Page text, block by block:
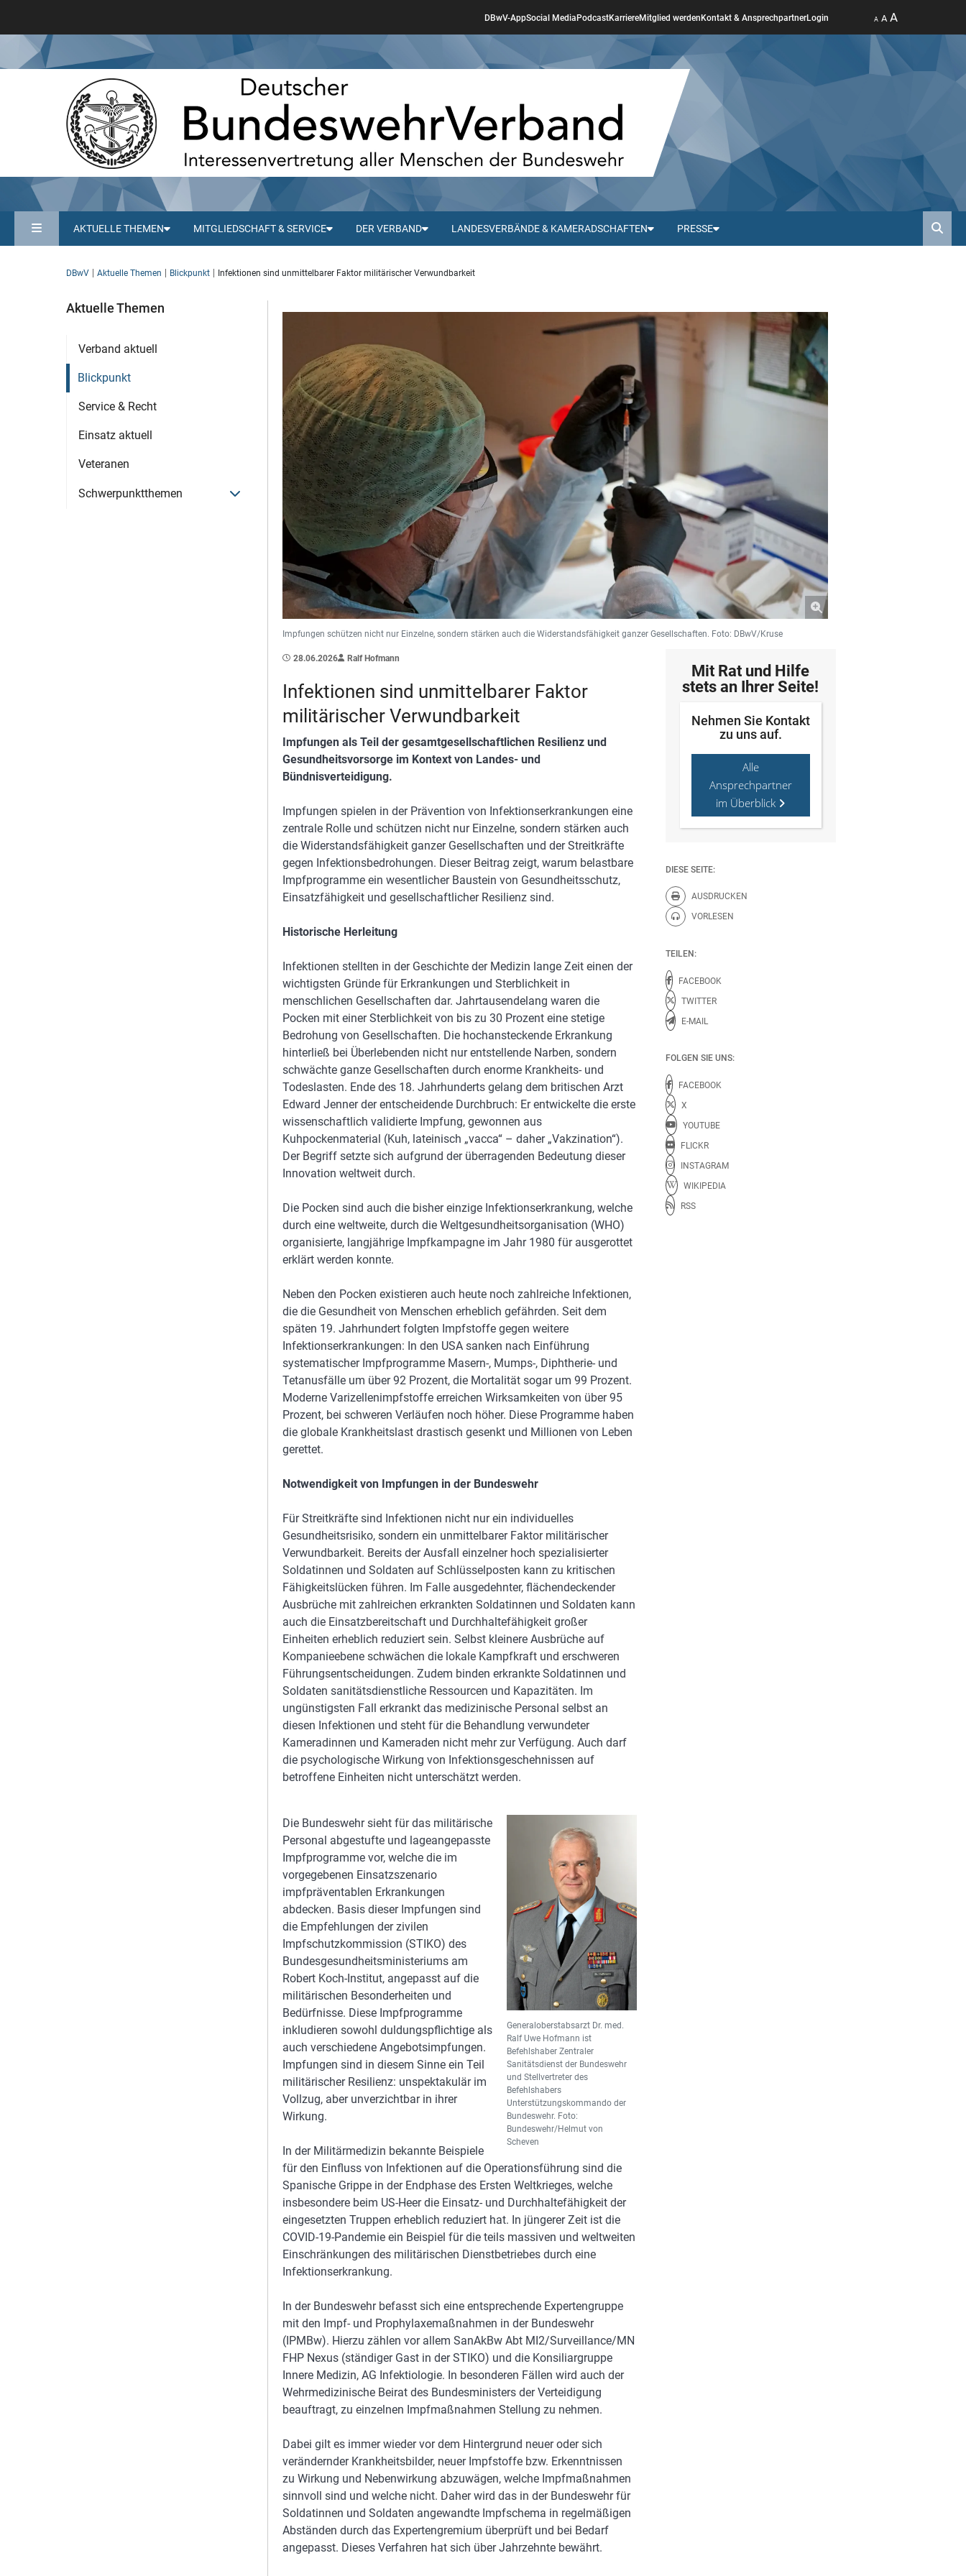
DBwV-AppSocial Media PodcastKarriereMitglied werden Kontakt & AnsprechpartnerLogin A A A
AKTUELLE THEMEN MITGLIEDSCHAFT & SERVICE DER VERBAND LANDESVERBÄNDE & KAMERADSCHAFTEN PRESSE
DBwV Aktuelle Themen Blickpunkt Infektionen sind unmittelbarer Faktor militärischer Verwundbarkeit
Aktuelle Themen
Verband aktuell
Blickpunkt
Service & Recht
Einsatz aktuell
Veteranen
Schwerpunktthemen Menü öffnen
Impfungen schützen nicht nur Einzelne, sondern stärken auch die Widerstandsfähigkeit ganzer Gesellschaften. Foto: DBwV/Kruse
28.06.2026 Ralf Hofmann
Infektionen sind unmittelbarer Faktor
militärischer Verwundbarkeit
Impfungen als Teil der gesamtgesellschaftlichen Resilienz und
Gesundheitsvorsorge im Kontext von Landes- und
Bündnisverteidigung.
Impfungen spielen in der Prävention von Infektionserkrankungen eine
zentrale Rolle und schützen nicht nur Einzelne, sondern stärken auch
die Widerstandsfähigkeit ganzer Gesellschaften und der Streitkräfte
gegen Infektionsbedrohungen. Dieser Beitrag zeigt, warum belastbare
Impfprogramme ein wesentlicher Baustein von Gesundheitsschutz,
Einsatzfähigkeit und gesellschaftlicher Resilienz sind.
Historische Herleitung
Infektionen stellten in der Geschichte der Medizin lange Zeit einen der
wichtigsten Gründe für Erkrankungen und Sterblichkeit in
menschlichen Gesellschaften dar. Jahrtausendelang waren die
Pocken mit einer Sterblichkeit von bis zu 30 Prozent eine stetige
Bedrohung von Gesellschaften. Die hochansteckende Erkrankung
hinterließ bei Überlebenden nicht nur entstellende Narben, sondern
schwächte ganze Gesellschaften durch enorme Krankheits- und
Todeslasten. Ende des 18. Jahrhunderts gelang dem britischen Arzt
Edward Jenner der entscheidende Durchbruch: Er entwickelte die erste
wissenschaftlich validierte Impfung, gewonnen aus
Kuhpockenmaterial (Kuh, lateinisch „vacca“ – daher „Vakzination“).
Der Begriff setzte sich aufgrund der überragenden Bedeutung dieser
Innovation weltweit durch.
Die Pocken sind auch die bisher einzige Infektionserkrankung, welche
durch eine weltweite, durch die Weltgesundheitsorganisation (WHO)
organisierte, langjährige Impfkampagne im Jahr 1980 für ausgerottet
erklärt werden konnte.
Neben den Pocken existieren auch heute noch zahlreiche Infektionen,
die die Gesundheit von Menschen erheblich gefährden. Seit dem
späten 19. Jahrhundert folgten Impfstoffe gegen weitere
Infektionserkrankungen: In den USA sanken nach Einführung
systematischer Impfprogramme Masern-, Mumps-, Diphtherie- und
Tetanusfälle um über 92 Prozent, die Mortalität sogar um 99 Prozent.
Moderne Varizellenimpfstoffe erreichen Wirksamkeiten von über 95
Prozent, bei schweren Verläufen noch höher. Diese Programme haben
die globale Krankheitslast drastisch gesenkt und Millionen von Leben
gerettet.
Notwendigkeit von Impfungen in der Bundeswehr
Für Streitkräfte sind Infektionen nicht nur ein individuelles
Gesundheitsrisiko, sondern ein unmittelbarer Faktor militärischer
Verwundbarkeit. Bereits der Ausfall einzelner hoch spezialisierter
Soldatinnen und Soldaten auf Schlüsselposten kann zu kritischen
Fähigkeitslücken führen. Im Falle ausgedehnter, flächendeckender
Ausbrüche mit zahlreichen erkrankten Soldatinnen und Soldaten kann
auch die Einsatzbereitschaft und Durchhaltefähigkeit großer
Einheiten erheblich reduziert sein. Selbst kleinere Ausbrüche auf
Kompanieebene schwächen die lokale Kampfkraft und erschweren
Führungsentscheidungen. Zudem binden erkrankte Soldatinnen und
Soldaten sanitätsdienstliche Ressourcen und Kapazitäten. Im
ungünstigsten Fall erkrankt das medizinische Personal selbst an
diesen Infektionen und steht für die Behandlung verwundeter
Kameradinnen und Kameraden nicht mehr zur Verfügung. Auch darf
die psychologische Wirkung von Infektionsgeschehnissen auf
betroffene Einheiten nicht unterschätzt werden.
Generaloberstabsarzt Dr. med.
Ralf Uwe Hofmann ist
Befehlshaber Zentraler
Sanitätsdienst der Bundeswehr
und Stellvertreter des
Befehlshabers
Unterstützungskommando der
Bundeswehr. Foto:
Bundeswehr/Helmut von
Scheven
Die Bundeswehr sieht für das militärische
Personal abgestufte und lageangepasste
Impfprogramme vor, welche die im
vorgegebenen Einsatzszenario
impfpräventablen Erkrankungen
abdecken. Basis dieser Impfungen sind
die Empfehlungen der zivilen
Impfschutzkommission (STIKO) des
Bundesgesundheitsministeriums am
Robert Koch-Institut, angepasst auf die
militärischen Besonderheiten und
Bedürfnisse. Diese Impfprogramme
inkludieren sowohl duldungspflichtige als
auch verschiedene Angebotsimpfungen.
Impfungen sind in diesem Sinne ein Teil
militärischer Resilienz: unspektakulär im
Vollzug, aber unverzichtbar in ihrer
Wirkung.
In der Militärmedizin bekannte Beispiele
für den Einfluss von Infektionen auf die Operationsführung sind die
Spanische Grippe in der Endphase des Ersten Weltkrieges, welche
insbesondere beim US-Heer die Einsatz- und Durchhaltefähigkeit der
eingesetzten Truppen erheblich reduziert hat. In jüngerer Zeit ist die
COVID-19-Pandemie ein Beispiel für die teils massiven und weltweiten
Einschränkungen des militärischen Dienstbetriebes durch eine
Infektionserkrankung.
In der Bundeswehr befasst sich eine entsprechende Expertengruppe
mit den Impf- und Prophylaxemaßnahmen in der Bundeswehr
(IPMBw). Hierzu zählen vor allem SanAkBw Abt MI2/Surveillance/MN
FHP Nexus (ständiger Gast in der STIKO) und die Konsiliargruppe
Innere Medizin, AG Infektiologie. In besonderen Fällen wird auch der
Wehrmedizinische Beirat des Bundesministers der Verteidigung
beauftragt, zu einzelnen Impfmaßnahmen Stellung zu nehmen.
Dabei gilt es immer wieder vor dem Hintergrund neuer oder sich
verändernder Krankheitsbilder, neuer Impfstoffe bzw. Erkenntnissen
zu Wirkung und Nebenwirkung abzuwägen, welche Impfmaßnahmen
sinnvoll sind und welche nicht. Daher wird das in der Bundeswehr für
Soldatinnen und Soldaten angewandte Impfschema in regelmäßigen
Abständen durch das Expertengremium überprüft und bei Bedarf
angepasst. Dieses Verfahren hat sich über Jahrzehnte bewährt.
Mit Rat und Hilfe
stets an Ihrer Seite!
Nehmen Sie Kontakt
zu uns auf.
Alle
Ansprechpartner
im Überblick
DIESE SEITE:
AUSDRUCKEN
Diese Seite drucken.
VORLESEN
Diese Seite vorlesen.
TEILEN:
FACEBOOK
TWITTER
E-MAIL
FOLGEN SIE UNS:
FACEBOOK
X
YOUTUBE
FLICKR
INSTAGRAM
WIKIPEDIA
RSS